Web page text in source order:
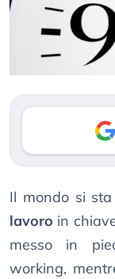
Il mondo si
lavoro in
messo in
working,